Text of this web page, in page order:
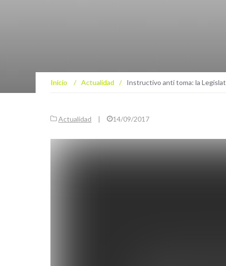
Inicio / Actualidad / Instructivo anti toma: la
Actualidad | 14/09/2017